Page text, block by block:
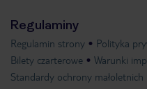
Regulaminy
Regulamin strony Polityka
Bilety czarterowe
Warunki
Standardy ochrony małoletnich